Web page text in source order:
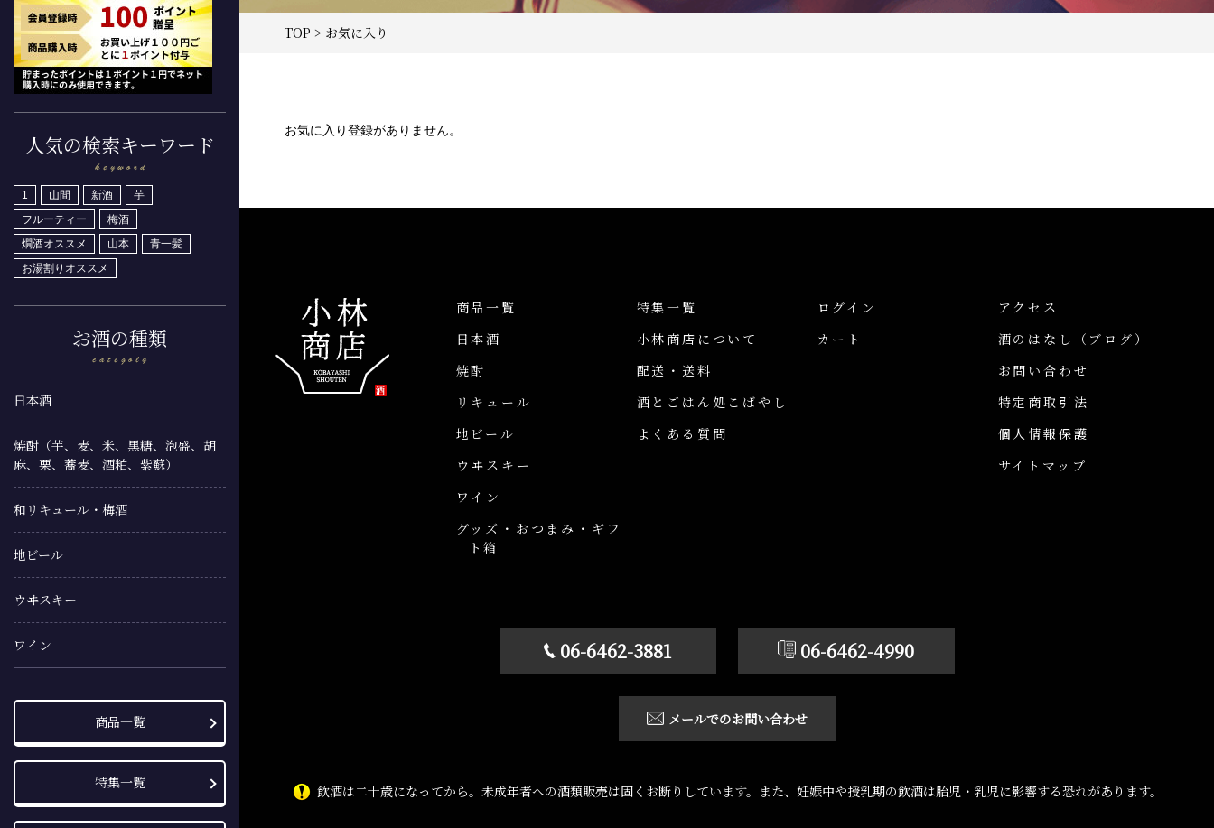
人気の検索キーワード
1 山間 新酒
芋
フルーティー
梅酒
燗酒オススメ
山本
青一髪
お湯割りオススメ
お酒の種類
日本酒
焼酎（芋、麦、米、黒糖、泡盛、胡
麻、栗、蕎麦、酒粕、紫蘇）
和リキュール・梅酒
地ビール
ウヰスキー
ワイン
商品一覧
特集一覧
TOP > お気に入り
お気に入り登録がありません。
商品一覧
日本酒
焼酎
リキュール
地ビール
ウヰスキー
ワイン
グッズ・おつまみ・ギフ
ト箱
特集一覧
小林商店について
配送・送料
酒とごはん処こばやし
よくある質問
ログイン
カート
アクセス
酒のはなし
（ブログ）
お問い合わせ
特定商取引法
個人情報保護
サイトマップ
06-6462-3881 06-6462-4990
メールでのお問い合わせ
飲酒は二十歳になってから。未成年者への酒類販売は固くお断りしています。また、妊娠中や授乳期の飲酒は胎児・乳児に影響する恐れがあります。